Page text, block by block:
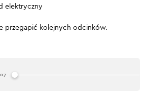
elektryczny
przegapić kolejnych odcinków.